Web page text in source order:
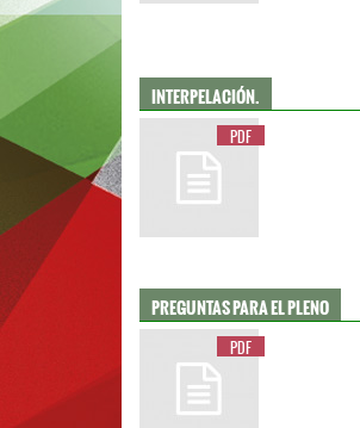
INTERPELACIÓN.
PDF
PREGUNTAS PARA EL PLENO
PDF